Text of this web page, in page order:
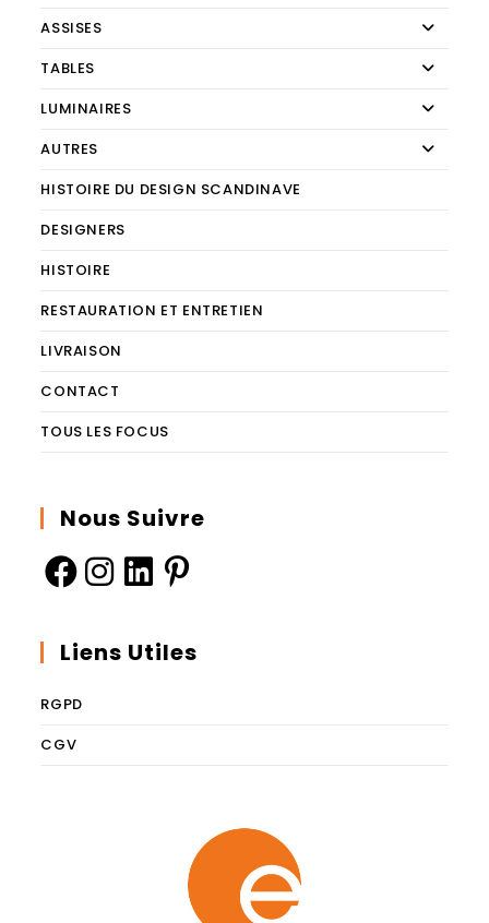
ASSISES
TABLES
LUMINAIRES
AUTRES
HISTOIRE DU DESIGN SCANDINAVE
DESIGNERS
HISTOIRE
RESTAURATION ET ENTRETIEN
LIVRAISON
CONTACT
TOUS LES FOCUS
Nous Suivre
Liens Utiles
RGPD
CGV